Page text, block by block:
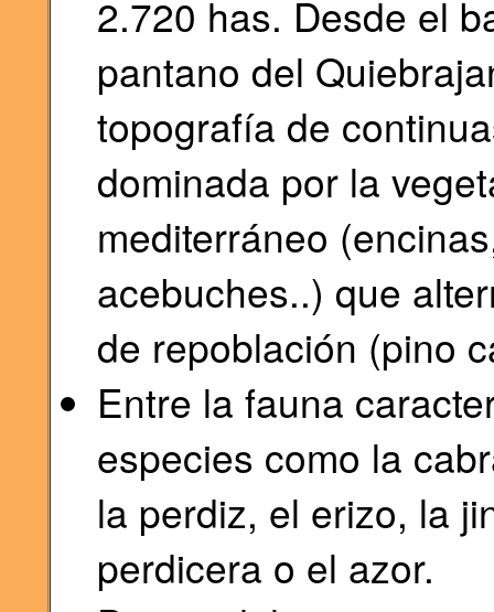
2.720 has. Desde el
pantano del
topografía de
dominada por la
mediterráneo
acebuches..) que
de repoblación (pino
Entre la fauna
especies como la
la perdiz, el erizo, la
perdicera o el azor.